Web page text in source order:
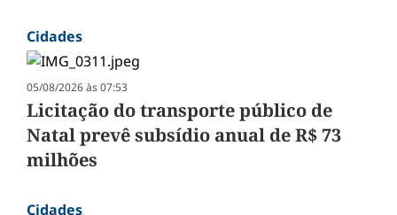
Cidades
05/08/2026 às 07:53
Licitação do transporte público de
Natal prevê subsídio anual de R$ 73
milhões
Cidades